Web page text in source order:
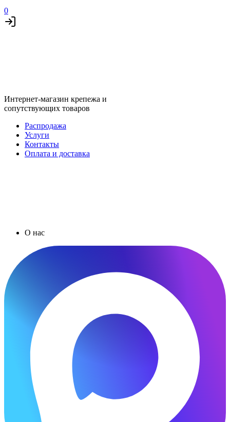
0
Интернет-магазин крепежа и
сопутствующих товаров
Распродажа
Услуги
Контакты
Оплата и доставка
О нас